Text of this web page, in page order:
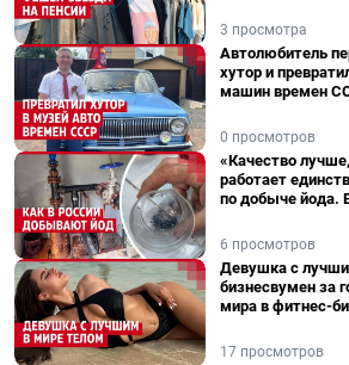
3 просмотра
Автолюбитель
хутор и
машин времен
0 просмотров
«Качество
работает
по добыче йода.
6 просмотров
Девушка с
бизнесвумен за
мира в фитнес-
17 просмотров